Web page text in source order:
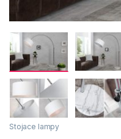
Stojace lampy